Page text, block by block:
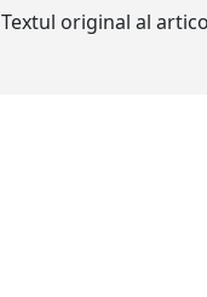
Textul original al